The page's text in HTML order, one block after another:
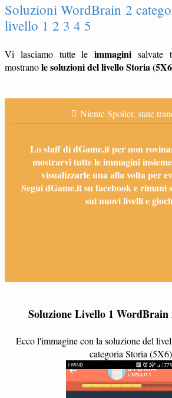
Soluzioni WordBrain 2
livello 1 2 3 4 5
Vi lasciamo tutte le immagini salvate
mostranole soluzioni del livello Storia
Niente Spoiler, state
Lo staff di dGame.it per non
mostrarvi tutte le immagini
visualizzarle una alla volta per
Segui dGame.it su facebook e rimani
sui nuovi livelli e
Soluzione Livello 1
Ecco l'immagine con la soluzione del
categoria Storia